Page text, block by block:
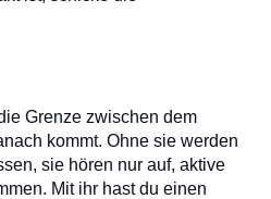
Grenze zwischen dem
kommt. Ohne sie werden
sie hören nur auf, aktive
Mit ihr hast du einen